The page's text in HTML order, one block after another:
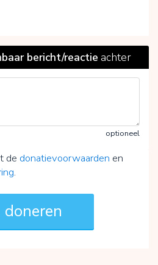
bericht/reactie achter
optioneel
de donatievoorwaarden en
.